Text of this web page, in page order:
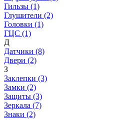
Гильзы (1)
Глушители (2)
Головки (1)
ГЦС (1)
Д
Датчики (8)
Двери (2)
З
Заклепки (3)
Замки (2)
Защиты (3)
Зеркала (7)
Знаки (2)